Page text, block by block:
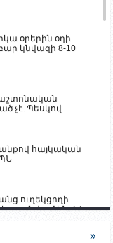
օրերին օդի
կնվազի 8-10
չէ. Պեսկով
հայկական
ուղեկցողի
գտնվում են ՀՀ
ներքո
»